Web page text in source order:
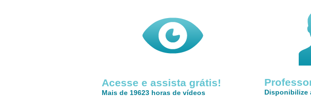
Acesse e assista grátis!
Mais de 19623 horas de vídeos Disponibilize